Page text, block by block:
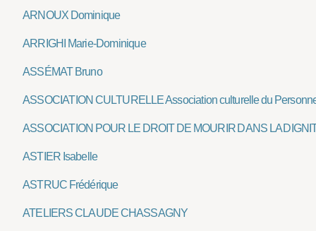
ARNOUX Dominique
ARRIGHI Marie-Dominique
ASSÉMAT Bruno
ASSOCIATION CULTURELLE Association culturelle du
ASSOCIATION POUR LE DROIT DE MOURIR DANS LA
ASTIER Isabelle
ASTRUC Frédérique
ATELIERS CLAUDE CHASSAGNY